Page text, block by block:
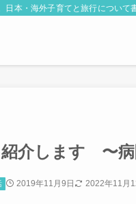
本・海外子育てと旅行について
介します 〜病
2019年11月9日 2022年11月